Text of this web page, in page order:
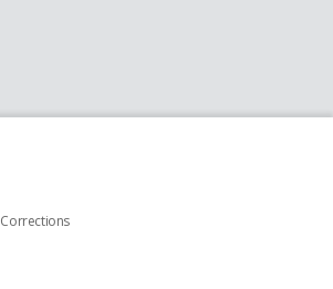
Corrections